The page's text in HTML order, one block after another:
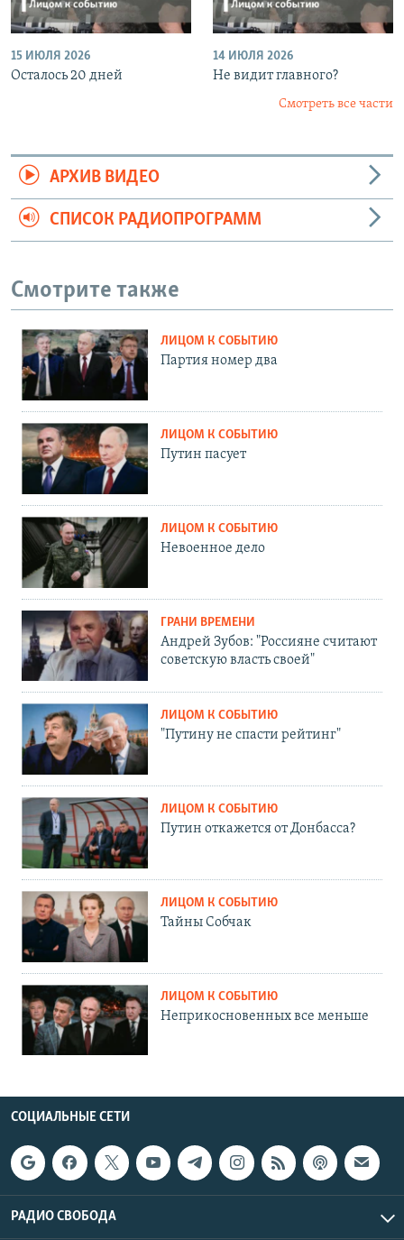
15 ИЮЛЯ 2026
Осталось 20 дней
14 ИЮЛЯ 2026
Не видит главного?
Смотреть все части
АРХИВ ВИДЕО
СПИСОК РАДИОПРОГРАММ
Смотрите также
ЛИЦОМ К СОБЫТИЮ
Партия номер два
ЛИЦОМ К СОБЫТИЮ
Путин пасует
ЛИЦОМ К СОБЫТИЮ
Невоенное дело
ГРАНИ ВРЕМЕНИ
Андрей Зубов: "Россияне считают
советскую власть своей"
ЛИЦОМ К СОБЫТИЮ
"Путину не спасти рейтинг"
ЛИЦОМ К СОБЫТИЮ
Путин откажется от Донбасса?
ЛИЦОМ К СОБЫТИЮ
Тайны Собчак
ЛИЦОМ К СОБЫТИЮ
Неприкосновенных все меньше
СОЦИАЛЬНЫЕ СЕТИ
РАДИО СВОБОДА